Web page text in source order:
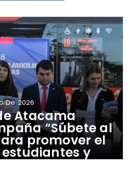
Atacama
“Súbete al
promover el
y
transporte
De 2026